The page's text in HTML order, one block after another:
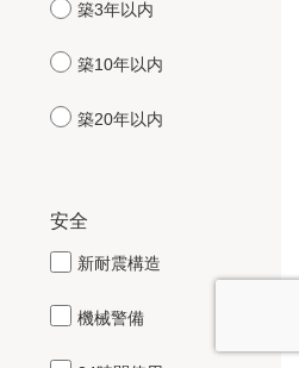
築3年以内
築10年以内
築20年以内
安全
新耐震構造
機械警備